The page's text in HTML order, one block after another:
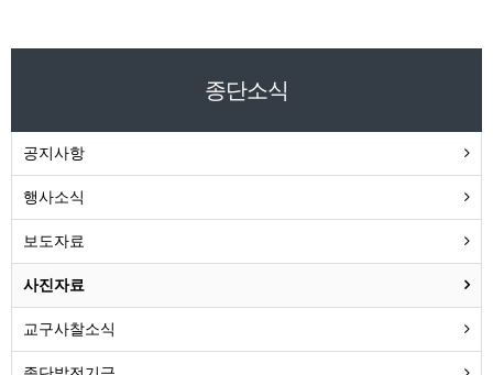
종단소식
공지사항
행사소식
보도자료
사진자료
교구사찰소식